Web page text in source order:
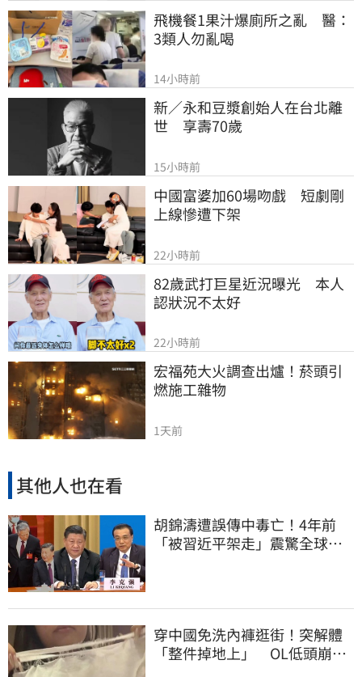
飛機餐1果汁爆廁所之亂　醫：
3類人勿亂喝
14小時前
新／永和豆漿創始人在台北離
世　享壽70歲
15小時前
中國富婆加60場吻戲　短劇剛
上線慘遭下架
22小時前
82歲武打巨星近況曝光　本人
認狀況不太好
22小時前
宏福苑大火調查出爐！菸頭引
燃施工雜物
1天前
其他人也在看
胡錦濤遭誤傳中毒亡！4年前
「被習近平架走」震驚全球
穿中國免洗內褲逛街！突解體
「整件掉地上」 OL低頭崩